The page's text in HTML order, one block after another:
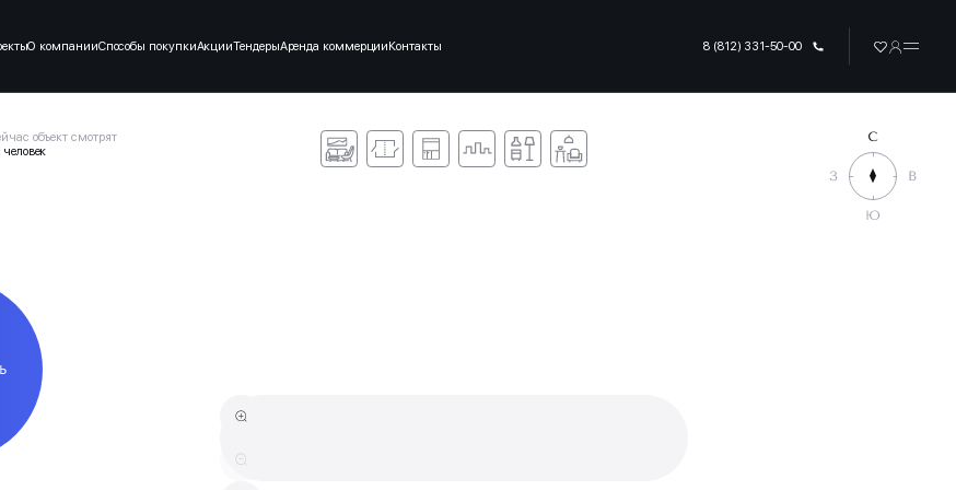
О компанииСпособы покупкиАкцииТендерыАренда коммерцииКонтакты 8 (812) 331-50-00
объект смотрят
человек